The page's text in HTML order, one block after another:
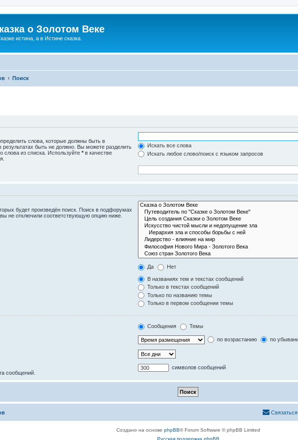
о Золотом Веке
истина, а в Истине сказка.
Поиск
слова, которые должны быть в
результатах быть не должно. Вы можете разделить
слова из списка. Используйте * в качестве
Искать все слова
Искать любое слово/поиск с языком запросов
будет произведён поиск. Поиск в подфорумах
не отключили соответствующую опцию ниже.
Да Нет
В названиях тем и текстах сообщений
Только в текстах сообщений
Только по названию темы
Только в первом сообщении темы
Сообщения Темы
по возрастанию по
сообщений.
символов сообщений
Создано на основе phpBB® Forum Software © phpBB Limited
Русская поддержка phpBB